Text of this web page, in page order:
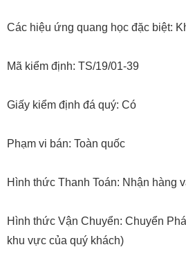
Các hiệu ứng quang học đặc biệt:
Mã kiểm định: TS/19/01-39
Giấy kiểm định đá quý: Có
Phạm vi bán: Toàn quốc
Hình thức Thanh Toán: Nhận hàng
Hình thức Vận Chuyển: Chuyển
khu vực của quý khách)